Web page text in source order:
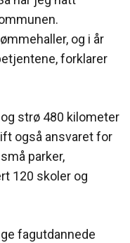
og i år
forklarer
strø 480 kilometer
også ansvaret for
parker,
120 skoler og
fagutdannede